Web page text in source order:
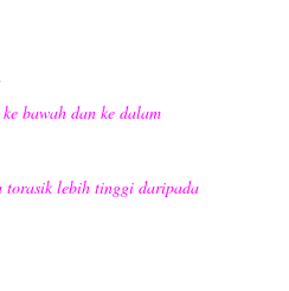
bawah dan ke dalam
torasik lebih tinggi daripada